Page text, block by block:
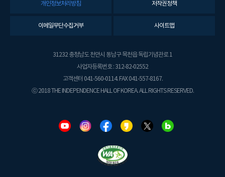
개인정보처리방침 저작권정책
이메일무단수집거부 사이트맵
31232 충청남도 천안시 동남구 목천읍 독립기념관로 1
사업자등록번호 : 312-82-02552
고객센터 041-560-0114. FAX 041-557-8167.
ⓒ 2018 THE INDEPENDENCE HALL OF KOREA. ALL RIGHTS RESERVED.